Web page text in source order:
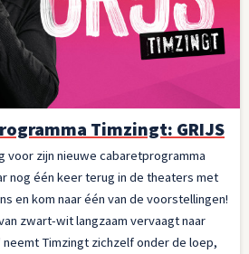
Timzingt: GRIJS
voor zijn nieuwe cabaretprogramma
nog één keer terug in de theaters met
en kom naar één van de voorstellingen!
zwart-wit langzaam vervaagt naar
Timzingt zichzelf onder de loep,